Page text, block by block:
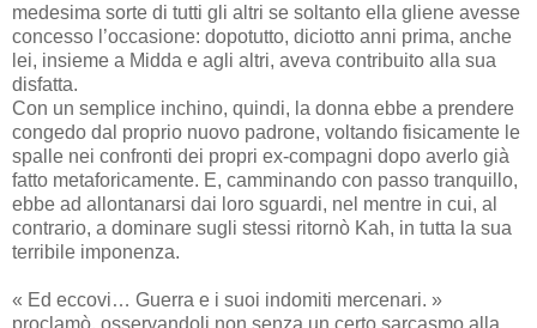
medesima sorte di tutti gli altri se soltanto ella gliene avesse
concesso l’occasione: dopotutto, diciotto anni prima, anche
lei, insieme a Midda e agli altri, aveva contribuito alla sua
disfatta.
Con un semplice inchino, quindi, la donna ebbe a prendere
congedo dal proprio nuovo padrone, voltando fisicamente le
spalle nei confronti dei propri ex-compagni dopo averlo già
fatto metaforicamente. E, camminando con passo tranquillo,
ebbe ad allontanarsi dai loro sguardi, nel mentre in cui, al
contrario, a dominare sugli stessi ritornò Kah, in tutta la sua
terribile imponenza.
« Ed eccovi… Guerra e i suoi indomiti mercenari. »
proclamò, osservandoli non senza un certo sarcasmo alla